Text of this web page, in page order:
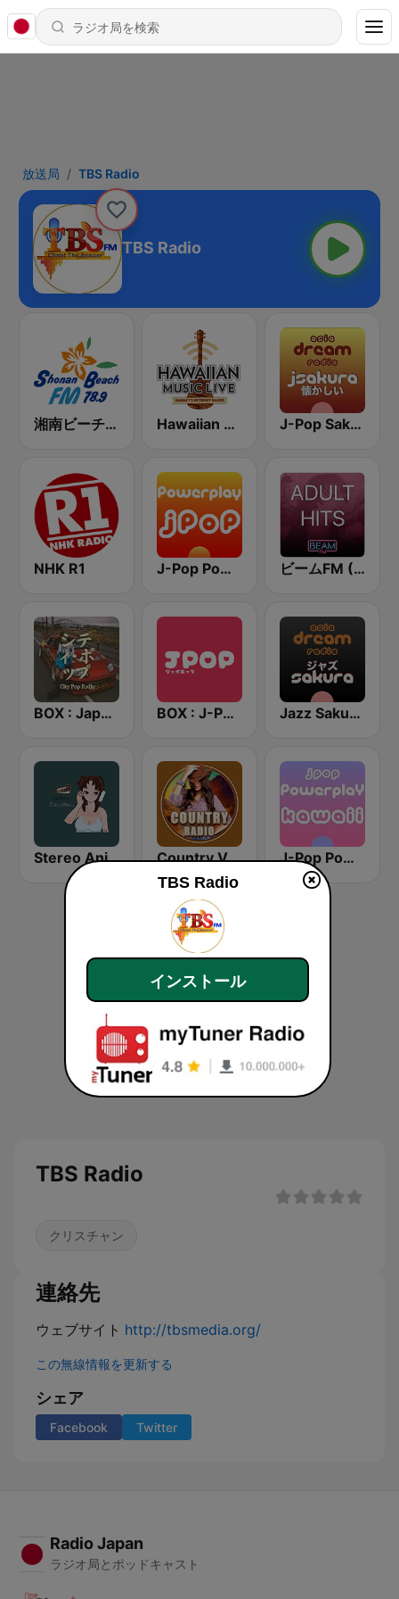
放送局 TBS Radio
TBS Radio
湘南ビーチFM (Shonan Beach FM) Hawaiian Music Live J-Pop Sakura 懐かしい
NHK R1 J-Pop Powerplay ビームFM (Beam FM) - Adult Hits
BOX : Japan City Pop -日本のシティポップ BOX : J-POP Radio - ジェイポップ 無線 Jazz Sakura - asia DREAM radio
Stereo Anime Country Vibes J-Pop Powerplay Kawaii
TBS Radio
クリスチャン
連絡先
ウェブサイト http://tbsmedia.org/
この無線情報を更新する
シェア
Facebook Twitter
Radio Japan
ラジオ局とポッドキャスト
TBS Radio
インストール